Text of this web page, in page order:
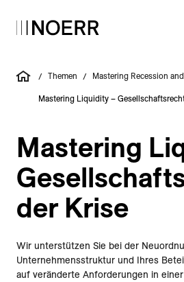
/ Themen / Mastering Recession
Mastering Liquidity –
Mastering
der Krise
Wir unterstützen Sie bei der
Unternehmensstruktur und Ihres
auf veränderte Anforderungen in